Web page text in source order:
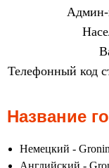
Админ-
Телефонный код
Название
Немецкий -
Английский -